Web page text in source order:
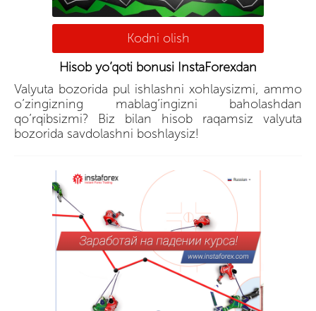
Kodni olish
Hisob yo’qoti bonusi InstaForexdan
Valyuta bozorida pul ishlashni xohlaysizmi, ammo
o’zingizning mablag’ingizni baholashdan
qo’rqibsizmi? Biz bilan hisob raqamsiz valyuta
bozorida savdolashni boshlaysiz!